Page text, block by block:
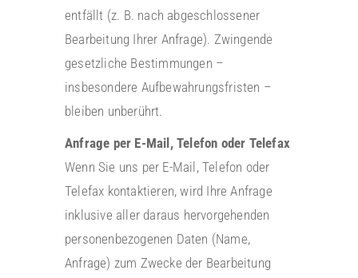
entfällt (z. B. nach abgeschlossener
Bearbeitung Ihrer Anfrage). Zwingende
gesetzliche Bestimmungen –
insbesondere Aufbewahrungsfristen –
bleiben unberührt.
Anfrage per E-Mail, Telefon oder Telefax
Wenn Sie uns per E-Mail, Telefon oder
Telefax kontaktieren, wird Ihre Anfrage
inklusive aller daraus hervorgehenden
personenbezogenen Daten (Name,
Anfrage) zum Zwecke der Bearbeitung